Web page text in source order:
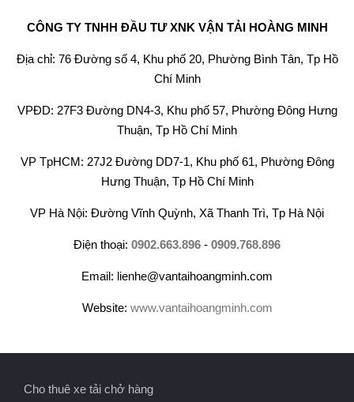
CÔNG TY TNHH ĐẦU TƯ XNK VẬN TẢI HOÀNG MINH
Địa chỉ: 76 Đường số 4, Khu phố 20, Phường Bình Tân, Tp Hồ
Chí Minh
VPĐD: 27F3 Đường DN4-3, Khu phố 57, Phường Đông Hưng
Thuận, Tp Hồ Chí Minh
VP TpHCM: 27J2 Đường DD7-1, Khu phố 61, Phường Đông
Hưng Thuận, Tp Hồ Chí Minh
VP Hà Nội: Đường Vĩnh Quỳnh, Xã Thanh Trì, Tp Hà Nội
Điện thoại: 0902.663.896 - 0909.768.896
Email: lienhe@vantaihoangminh.com
Website: www.vantaihoangminh.com
Cho thuê xe tải chở hàng